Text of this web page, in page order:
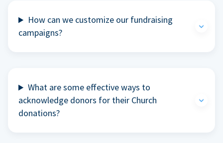
How can we customize our fundraising
campaigns?
What are some effective ways to
acknowledge donors for their Church
donations?